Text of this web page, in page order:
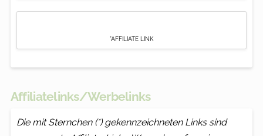
*AFFILIATE LINK
Affiliatelinks/Werbelinks
Die mit Sternchen (*) gekennzeichneten Links sind